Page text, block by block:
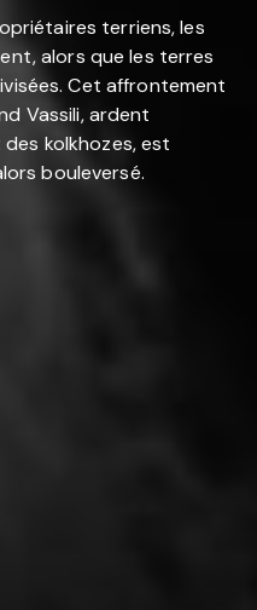
terriens, les
alors que les terres
Cet affrontement
Vassili, ardent
kolkhozes, est
bouleversé.